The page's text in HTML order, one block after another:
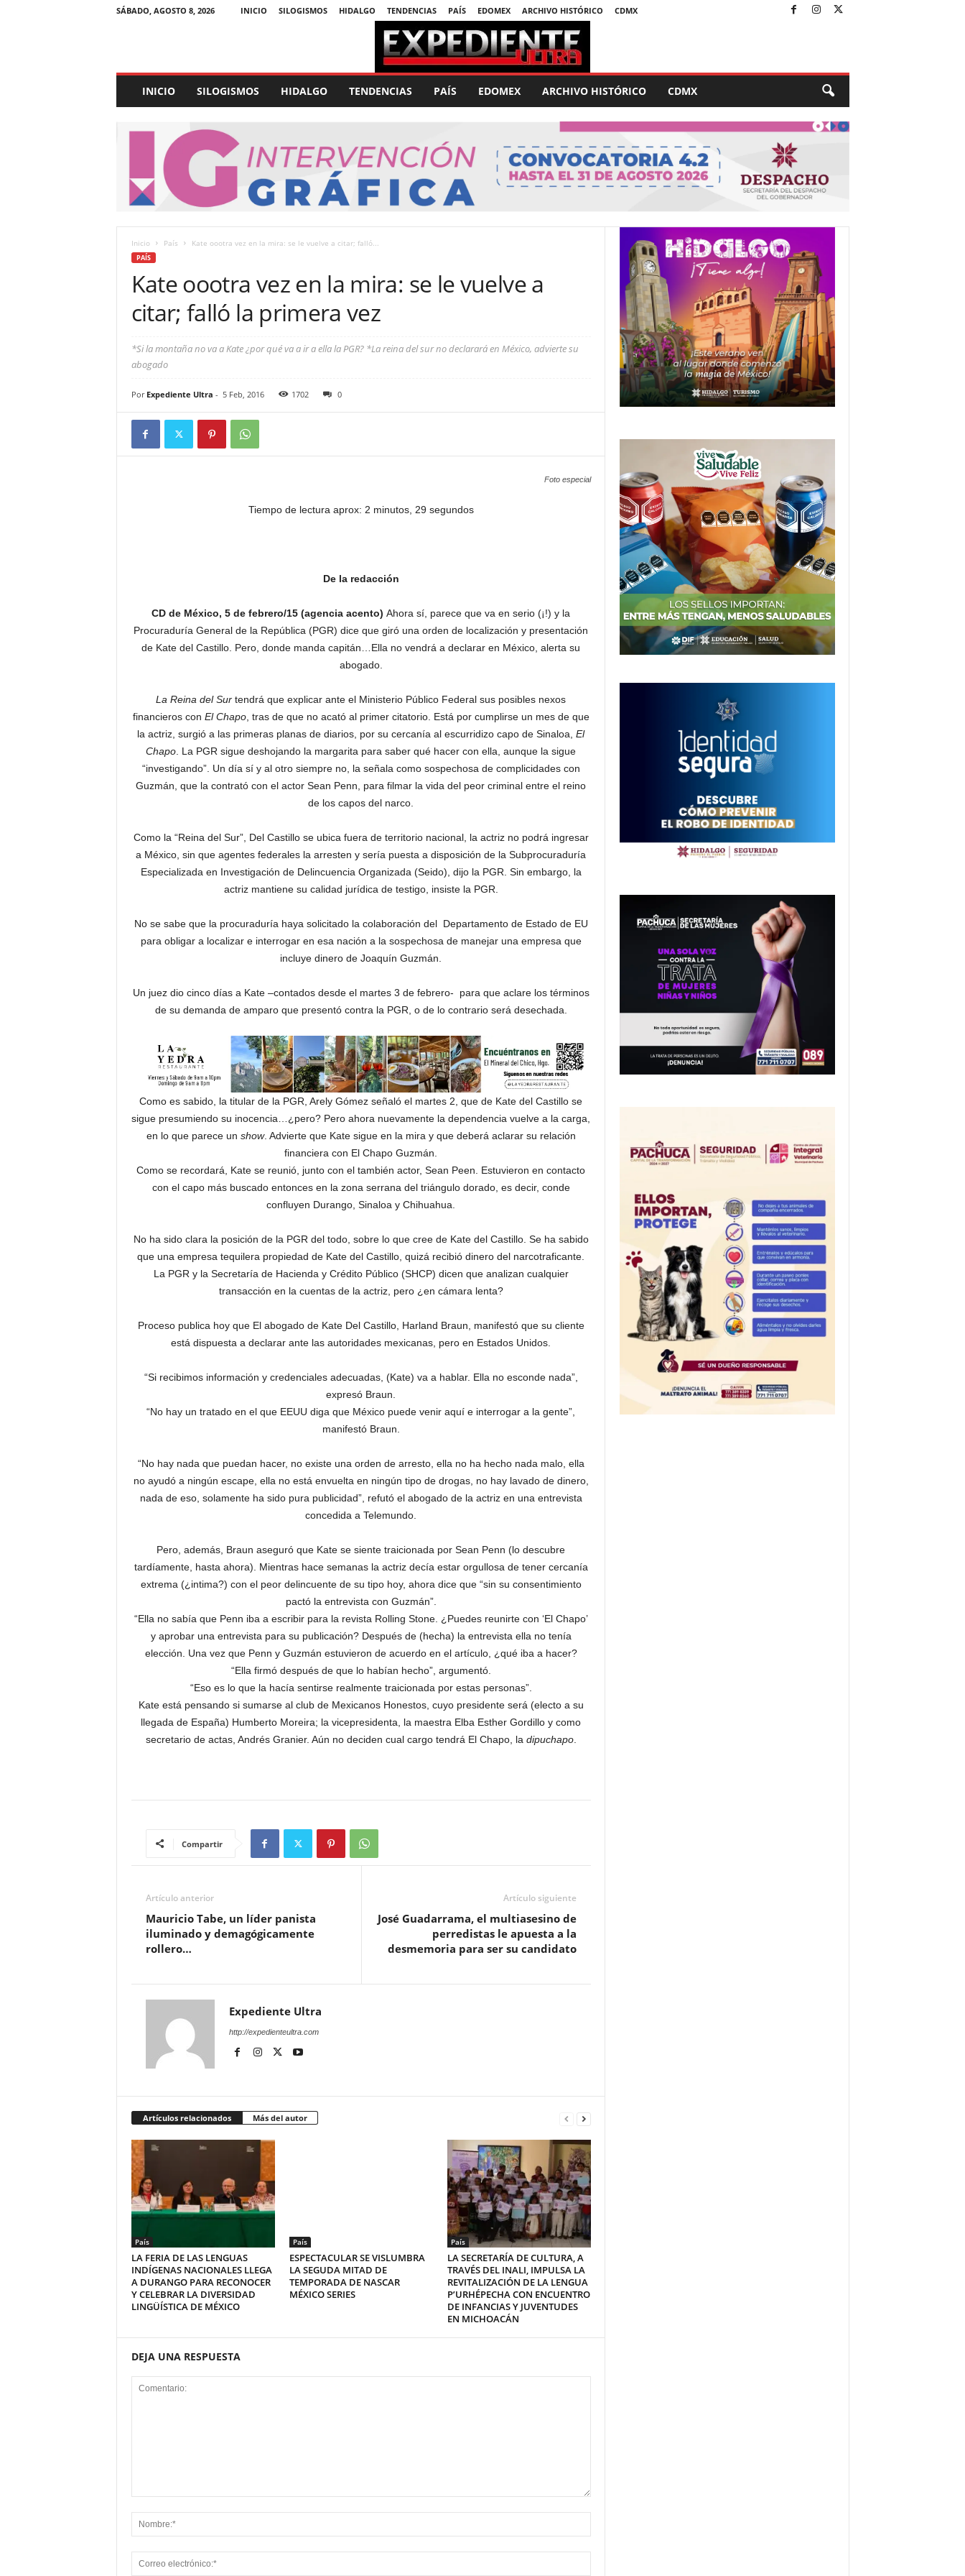
SÁBADO, AGOSTO 8, 2026 INICIO SILOGISMOS HIDALGO TENDENCIAS PAÍS EDOMEX ARCHIVO HISTÓRICO CDMX
p
e
U
INICIO SILOGISMOS HIDALGO TENDENCIAS PAÍS EDOMEX ARCHIVO HISTÓRICO CDMX
Inicio País Kate oootra vez en la mira: se le vuelve a citar; falló...
PAÍS
Kate oootra vez en la mira: se le vuelve a
citar; falló la primera vez
*Si la montaña no va a Kate ¿por qué va a ir a ella la PGR? *La reina del sur no declarará en México, advierte su
abogado
Por Expediente Ultra - 5 Feb, 2016 1702 0
Foto especial
Tiempo de lectura aprox: 2 minutos, 29 segundos
De la redacción
CD de México, 5 de febrero/15 (agencia acento) Ahora sí, parece que va en serio (¡!) y la
Procuraduría General de la República (PGR) dice que giró una orden de localización y presentación
de Kate del Castillo. Pero, donde manda capitán…Ella no vendrá a declarar en México, alerta su
abogado.
La Reina del Sur tendrá que explicar ante el Ministerio Público Federal sus posibles nexos
financieros con El Chapo, tras de que no acató al primer citatorio. Está por cumplirse un mes de que
la actriz, surgió a las primeras planas de diarios, por su cercanía al escurridizo capo de Sinaloa, El
Chapo . La PGR sigue deshojando la margarita para saber qué hacer con ella, aunque la sigue
“investigando”. Un día sí y al otro siempre no, la señala como sospechosa de complicidades con
Guzmán, que la contrató con el actor Sean Penn, para filmar la vida del peor criminal entre el reino
de los capos del narco.
Como la “Reina del Sur”, Del Castillo se ubica fuera de territorio nacional, la actriz no podrá ingresar
a México, sin que agentes federales la arresten y sería puesta a disposición de la Subprocuraduría
Especializada en Investigación de Delincuencia Organizada (Seido), dijo la PGR. Sin embargo, la
actriz mantiene su calidad jurídica de testigo, insiste la PGR.
No se sabe que la procuraduría haya solicitado la colaboración del Departamento de Estado de EU
para obligar a localizar e interrogar en esa nación a la sospechosa de manejar una empresa que
incluye dinero de Joaquín Guzmán.
Un juez dio cinco días a Kate –contados desde el martes 3 de febrero- para que aclare los términos
de su demanda de amparo que presentó contra la PGR, o de lo contrario será desechada.
Como es sabido, la titular de la PGR, Arely Gómez señaló el martes 2, que de Kate del Castillo se
sigue presumiendo su inocencia…¿pero? Pero ahora nuevamente la dependencia vuelve a la carga,
en lo que parece un show. Advierte que Kate sigue en la mira y que deberá aclarar su relación
financiera con El Chapo Guzmán.
Como se recordará, Kate se reunió, junto con el también actor, Sean Peen. Estuvieron en contacto
con el capo más buscado entonces en la zona serrana del triángulo dorado, es decir, conde
confluyen Durango, Sinaloa y Chihuahua.
No ha sido clara la posición de la PGR del todo, sobre lo que cree de Kate del Castillo. Se ha sabido
que una empresa tequilera propiedad de Kate del Castillo, quizá recibió dinero del narcotraficante.
La PGR y la Secretaría de Hacienda y Crédito Público (SHCP) dicen que analizan cualquier
transacción en la cuentas de la actriz, pero ¿en cámara lenta?
Proceso publica hoy que El abogado de Kate Del Castillo, Harland Braun, manifestó que su cliente
está dispuesta a declarar ante las autoridades mexicanas, pero en Estados Unidos.
“Si recibimos información y credenciales adecuadas, (Kate) va a hablar. Ella no esconde nada”,
expresó Braun.
“No hay un tratado en el que EEUU diga que México puede venir aquí e interrogar a la gente”,
manifestó Braun.
“No hay nada que puedan hacer, no existe una orden de arresto, ella no ha hecho nada malo, ella
no ayudó a ningún escape, ella no está envuelta en ningún tipo de drogas, no hay lavado de dinero,
nada de eso, solamente ha sido pura publicidad”, refutó el abogado de la actriz en una entrevista
concedida a Telemundo.
Pero, además, Braun aseguró que Kate se siente traicionada por Sean Penn (lo descubre
tardíamente, hasta ahora). Mientras hace semanas la actriz decía estar orgullosa de tener cercanía
extrema (¿intima?) con el peor delincuente de su tipo hoy, ahora dice que “sin su consentimiento
pactó la entrevista con Guzmán”.
“Ella no sabía que Penn iba a escribir para la revista Rolling Stone. ¿Puedes reunirte con ‘El Chapo’
y aprobar una entrevista para su publicación? Después de (hecha) la entrevista ella no tenía
elección. Una vez que Penn y Guzmán estuvieron de acuerdo en el artículo, ¿qué iba a hacer?
“Ella firmó después de que lo habían hecho”, argumentó.
“Eso es lo que la hacía sentirse realmente traicionada por estas personas”.
Kate está pensando si sumarse al club de Mexicanos Honestos, cuyo presidente será (electo a su
llegada de España) Humberto Moreira; la vicepresidenta, la maestra Elba Esther Gordillo y como
secretario de actas, Andrés Granier. Aún no deciden cual cargo tendrá El Chapo, la dipuchapo.
Compartir
Artículo anterior
Mauricio Tabe, un líder panista
iluminado y demagógicamente
rollero…
Artículo siguiente
José Guadarrama, el multiasesino de
perredistas le apuesta a la
desmemoria para ser su candidato
Expediente Ultra
http://expedienteultra.com
Artículos relacionados Más del autor
País
LA FERIA DE LAS LENGUAS
INDÍGENAS NACIONALES LLEGA
A DURANGO PARA RECONOCER
Y CELEBRAR LA DIVERSIDAD
LINGÜÍSTICA DE MÉXICO
País
ESPECTACULAR SE VISLUMBRA
LA SEGUDA MITAD DE
TEMPORADA DE NASCAR
MÉXICO SERIES
País
LA SECRETARÍA DE CULTURA, A
TRAVÉS DEL INALI, IMPULSA LA
REVITALIZACIÓN DE LA LENGUA
P’URHÉPECHA CON ENCUENTRO
DE INFANCIAS Y JUVENTUDES
EN MICHOACÁN
DEJA UNA RESPUESTA